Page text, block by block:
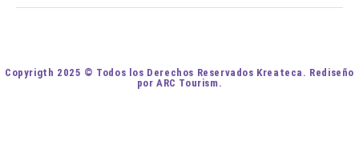
Copyrigth 2025 © Todos los Derechos Reservados Kreateca. Rediseño
por ARC Tourism.